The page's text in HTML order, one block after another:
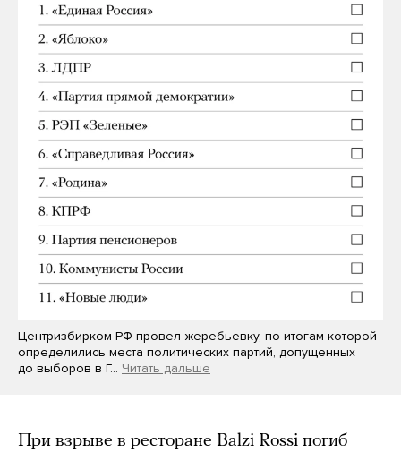
Центризбирком РФ провел жеребьевку, по итогам которой
определились места политических партий, допущенных
до выборов в Г… Читать дальше
При взрыве в ресторане Balzi Rossi погиб